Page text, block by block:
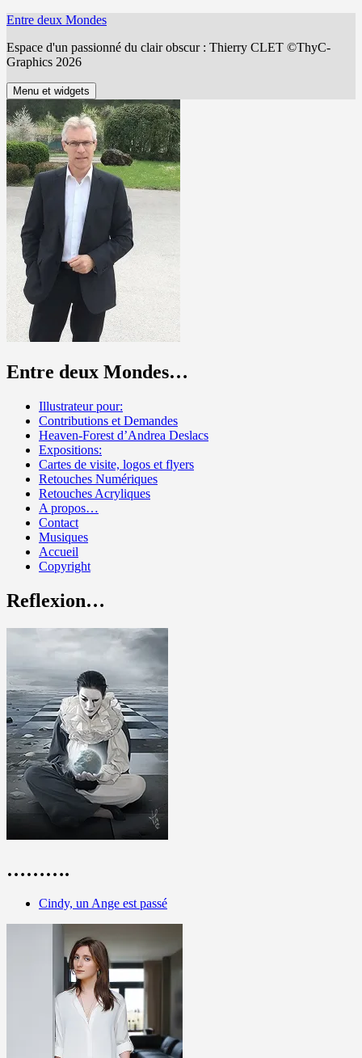
Aller
contenu
Entre deux Mondes
Espace d'un passionné du clair obscur : Thierry CLET ©ThyC-
Graphics 2026
Menu et widgets
Entre deux Mondes…
Illustrateur pour:
Contributions et Demandes
Heaven-Forest d’Andrea Deslacs
Expositions:
Cartes de visite, logos et flyers
Retouches Numériques
Retouches Acryliques
A propos…
Contact
Musiques
Accueil
Copyright
Reflexion…
……….
Cindy, un Ange est passé